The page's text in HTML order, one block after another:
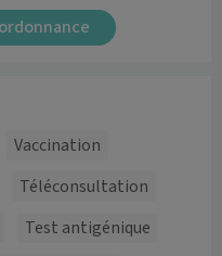
Vaccination
Téléconsultation
Test antigénique